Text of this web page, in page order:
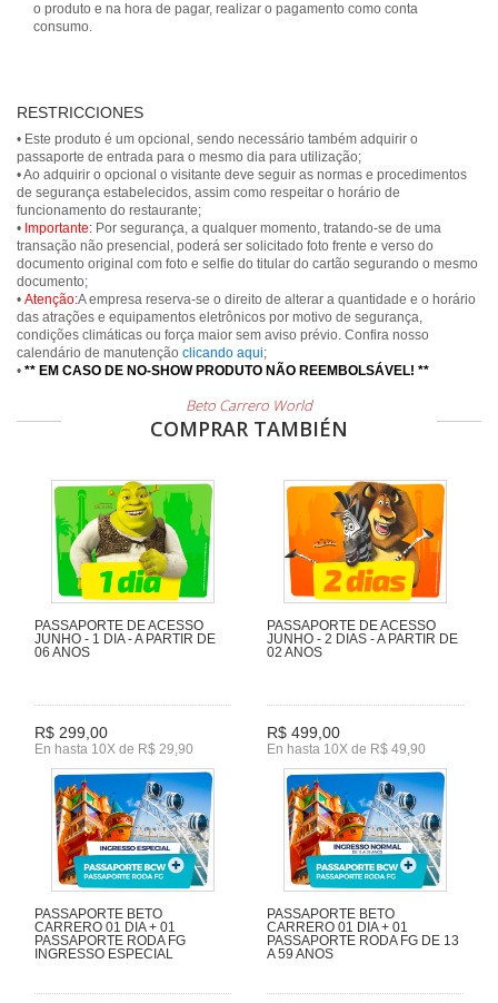
o produto e na hora de pagar, realizar o pagamento como conta
consumo.
RESTRICCIONES
• Este produto é um opcional, sendo necessário também adquirir o
passaporte de entrada para o mesmo dia para utilização;
• Ao adquirir o opcional o visitante deve seguir as normas e procedimentos
de segurança estabelecidos, assim como respeitar o horário de
funcionamento do restaurante;
• Importante: Por segurança, a qualquer momento, tratando-se de uma
transação não presencial, poderá ser solicitado foto frente e verso do
documento original com foto e selfie do titular do cartão segurando o mesmo
documento;
• Atenção:A empresa reserva-se o direito de alterar a quantidade e o horário
das atrações e equipamentos eletrônicos por motivo de segurança,
condições climáticas ou força maior sem aviso prévio. Confira nosso
calendário de manutenção clicando aqui;
• ** EM CASO DE NO-SHOW PRODUTO NÃO REEMBOLSÁVEL! **
Beto Carrero World
COMPRAR TAMBIÉN
PASSAPORTE DE ACESSO
JUNHO - 1 DIA - A PARTIR DE
06 ANOS
R$ 299,00
En hasta 10X de R$ 29,90
PASSAPORTE DE ACESSO
JUNHO - 2 DIAS - A PARTIR DE
02 ANOS
R$ 499,00
En hasta 10X de R$ 49,90
PASSAPORTE BETO
CARRERO 01 DIA + 01
PASSAPORTE RODA FG
INGRESSO ESPECIAL
PASSAPORTE BETO
CARRERO 01 DIA + 01
PASSAPORTE RODA FG DE 13
A 59 ANOS